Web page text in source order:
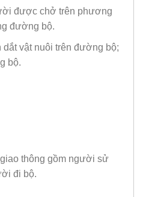
được chở trên phương
đường bộ.
vật nuôi trên đường bộ;
bộ.
thông gồm người sử
đi bộ.